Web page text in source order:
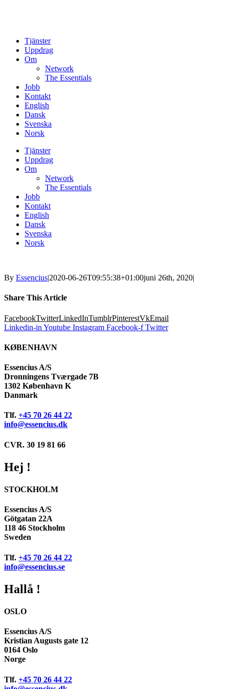
Tjänster
Uppdrag
Om
Network
The Essentials
Jobb
Kontakt
English
Dansk
Svenska
Norsk
Tjänster
Uppdrag
Om
Network
The Essentials
Jobb
Kontakt
English
Dansk
Svenska
Norsk
By Essencius|2020-06-26T09:55:38+01:00juni 26th, 2020|
Share This Article
FacebookTwitterLinkedInTumblrPinterestVkEmail
Linkedin-in Youtube Instagram Facebook-f Twitter
KØBENHAVN
Essencius A/S
Dronningens Tværgade 7B
1302 København K
Danmark
Tlf. +45 70 26 44 22
info@essencius.dk
CVR. 30 19 81 66
Hej !
STOCKHOLM
Essencius A/S
Götgatan 22A
118 46 Stockholm
Sweden
Tlf. +45 70 26 44 22
info@essencius.se
Hallå !
OSLO
Essencius A/S
Kristian Augusts gate 12
0164 Oslo
Norge
Tlf. +45 70 26 44 22